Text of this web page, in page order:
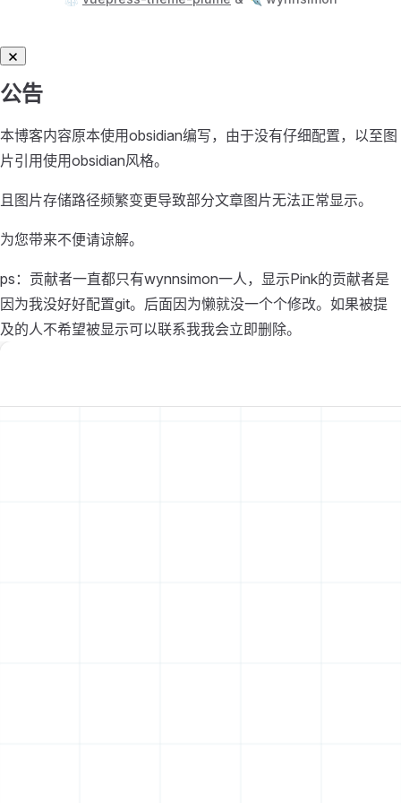
公告
本博客内容原本使用obsidian编写，由于没有仔细配置，以至图
片引用使用obsidian风格。
且图片存储路径频繁变更导致部分文章图片无法正常显示。
为您带来不便请谅解。
ps：贡献者一直都只有wynnsimon一人，显示Pink的贡献者是
因为我没好好配置git。后面因为懒就没一个个修改。如果被提
及的人不希望被显示可以联系我我会立即删除。